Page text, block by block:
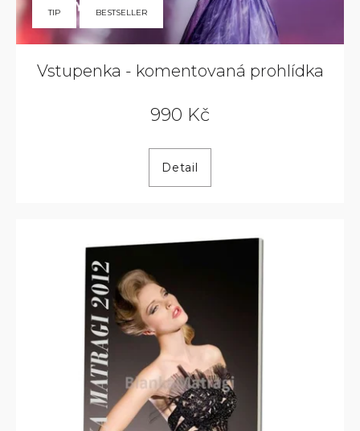
TIP BESTSELLER
Vstupenka - komentovaná prohlídka
990 Kč
Detail